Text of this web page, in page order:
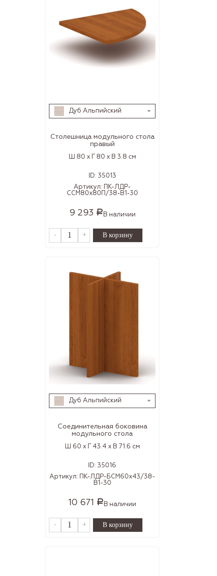
Дуб Альпийский
Столешница модульного стола
правый
Ш 80 x Г 80 x В 3.8 см
ID: 35013
Артикул: ПК-ЛДР-
ССМ80х80П/38-В1-30
9 293 РВ наличии
- +
Дуб Альпийский
Соединительная боковина
модульного стола
Ш 60 x Г 43.4 x В 71.6 см
ID: 35016
Артикул: ПК-ЛДР-БСМ60х43/38-
В1-30
10 671 РВ наличии
- +